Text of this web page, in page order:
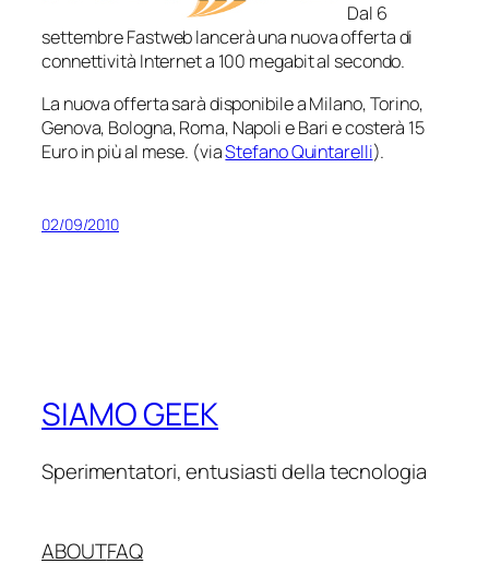
Dal 6
settembre Fastweb lancerà una nuova offerta di
connettività Internet a 100 megabit al secondo.
La nuova offerta sarà disponibile a Milano, Torino,
Genova, Bologna, Roma, Napoli e Bari e costerà 15
Euro in più al mese. (viaStefano Quintarelli).
02/09/2010
SIAMO GEEK
Sperimentatori, entusiasti della tecnologia
ABOUTFAQ